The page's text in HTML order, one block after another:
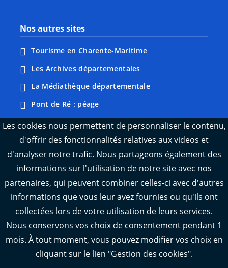
Nos autres sites
Tourisme en Charente-Maritime
Les Archives départementales
La Médiathèque départementale
Pont de Ré : péage
Webcams : Ré info trafic
Webcams : Oléron info trafic
Manger 17
L'Observatoire des territoires de Charente-
Maritime
Les cookies nous permettent de personnaliser le contenu,
d'offrir des fonctionnalités relatives aux videos et
d'analyser notre trafic. Nous partageons également des
informations sur l'utilisation de notre site avec nos
partenaires, qui peuvent combiner celles-ci avec d'autres
informations que vous leur avez fournies ou qu'ils ont
collectées lors de votre utilisation de leurs services.
Nous conservons vos choix de consentement pendant 1
mois. À tout moment, vous pouvez modifier vos choix en
cliquant sur le lien "Gestion des cookies".